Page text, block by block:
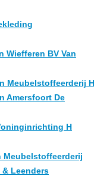
Wiefferen BV Van
Meubelstoffeerderij H
Amersfoort De
H
Meubelstoffeerderij
& Leenders